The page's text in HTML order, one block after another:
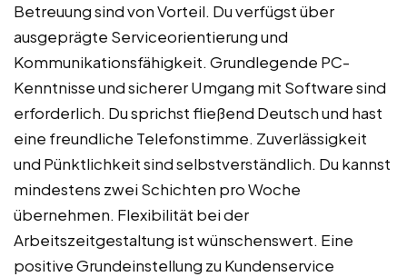
Betreuung sind von Vorteil. Du verfügst über
ausgeprägte Serviceorientierung und
Kommunikationsfähigkeit. Grundlegende PC-
Kenntnisse und sicherer Umgang mit Software sind
erforderlich. Du sprichst fließend Deutsch und hast
eine freundliche Telefonstimme. Zuverlässigkeit
und Pünktlichkeit sind selbstverständlich. Du kannst
mindestens zwei Schichten pro Woche
übernehmen. Flexibilität bei der
Arbeitszeitgestaltung ist wünschenswert. Eine
positive Grundeinstellung zu Kundenservice